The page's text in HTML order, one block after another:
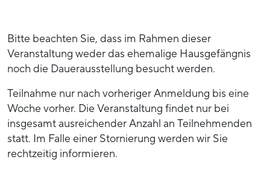
Bitte beachten Sie, dass im Rahmen dieser
Veranstaltung weder das ehemalige Hausgefängnis
noch die Dauerausstellung besucht werden.
Teilnahme nur nach vorheriger Anmeldung bis eine
Woche vorher. Die Veranstaltung findet nur bei
insgesamt ausreichender Anzahl an Teilnehmenden
statt. Im Falle einer Stornierung werden wir Sie
rechtzeitig informieren.